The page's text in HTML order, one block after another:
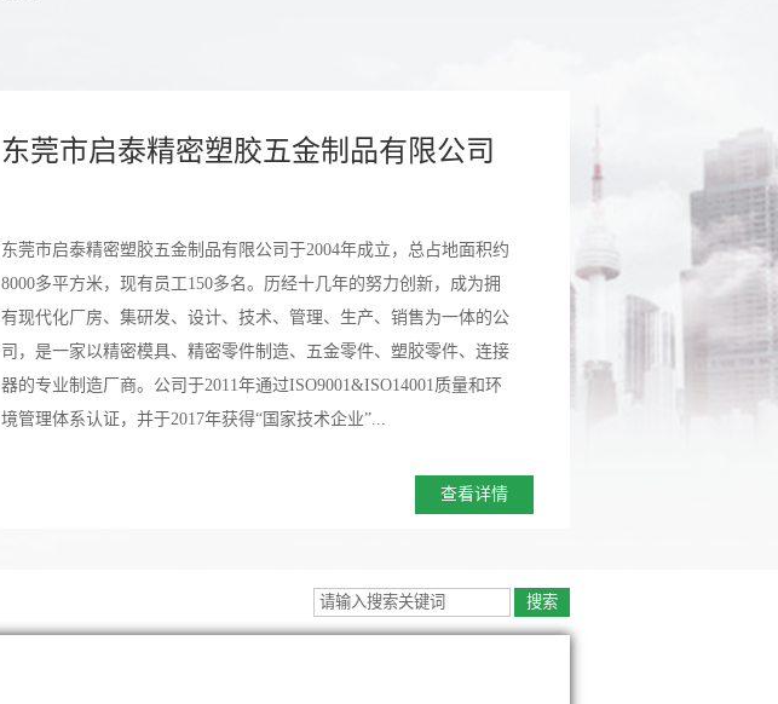
东莞市启泰精密塑胶五金制品有限公司
东莞市启泰精密塑胶五金制品有限公司于2004年成立，总占地面积约
8000多平方米，现有员工150多名。历经十几年的努力创新，成为拥
有现代化厂房、集研发、设计、技术、管理、生产、销售为一体的公
司，是一家以精密模具、精密零件制造、五金零件、塑胶零件、连接
器的专业制造厂商。公司于2011年通过ISO9001&ISO14001质量和环
境管理体系认证，并于2017年获得“国家技术企业”...
查看详情